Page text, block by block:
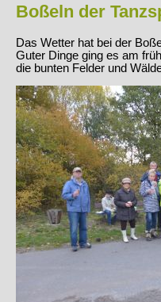
Boßeln der
Das Wetter hat bei der
Guter Dinge ging es am
die bunten Felder und